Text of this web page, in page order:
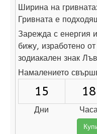
Ширина на гривната:
Гривната е
Зарежда с енергия
бижу, изработено
зодиакален знак
Намалението
15 18
Дни